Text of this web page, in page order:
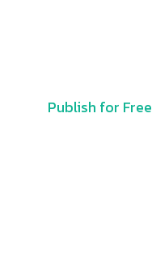
Publish for Free